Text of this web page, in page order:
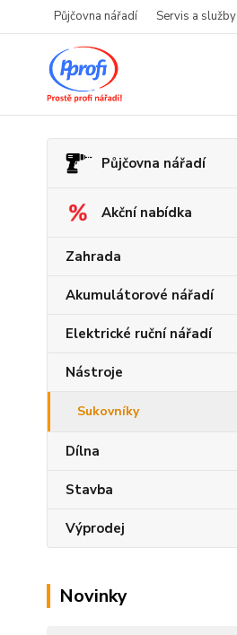
Půjčovna nářadí Servis a služby
Půjčovna nářadí
Akční nabídka
Zahrada
Akumulátorové nářadí
Elektrické ruční nářadí
Nástroje
Sukovníky
Dílna
Stavba
Výprodej
Novinky